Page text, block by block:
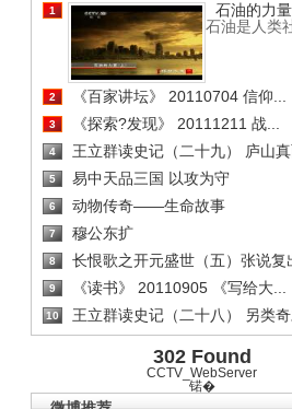
1
石油的力量
石油是人类
2 《百家讲坛》 20110704 信仰...
3 《探索?发现》 20111211 战...
4 王立群读史记（二十九） 庐山
5 易中天品三国 以攻为守
6 动物传奇——生命故事
7 穆公东扩
8 长恨歌之开元盛世（五）张说复
9 《读书》 20110905 《写给大...
10 王立群读史记（二十八） 另类
302 Found
CCTV_WebServer
锘�